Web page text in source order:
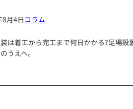
月4日 コラム
は着工から完工まで何日かかる?足場
うえへ。